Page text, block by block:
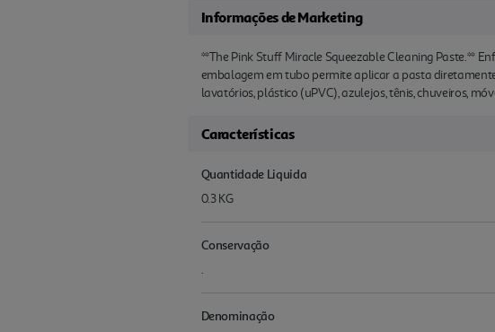
Informações de Marketing
**The Pink Stuff Miracle Squeezable Cleaning Paste.**
embalagem em tubo permite aplicar a pasta
lavatórios, plástico (uPVC), azulejos, tênis, chuveiros,
Características
Quantidade Liquida
0.3 KG
Conservação
.
Denominação